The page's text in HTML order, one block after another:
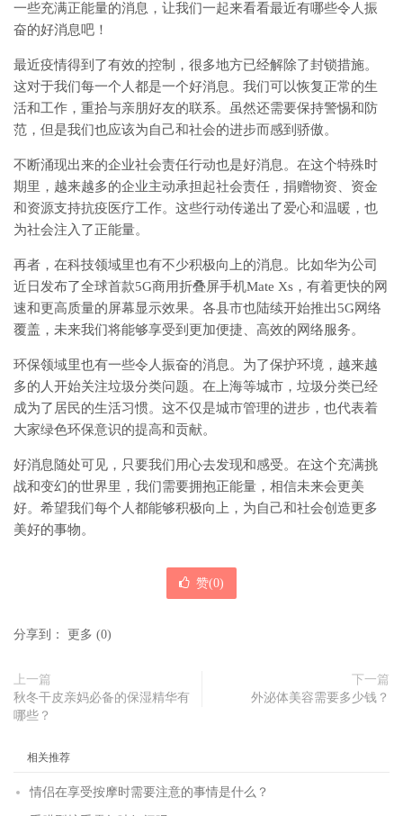
一些充满正能量的消息，让我们一起来看看最近有哪些令人振
奋的好消息吧！
最近疫情得到了有效的控制，很多地方已经解除了封锁措施。
这对于我们每一个人都是一个好消息。我们可以恢复正常的生
活和工作，重拾与亲朋好友的联系。虽然还需要保持警惕和防
范，但是我们也应该为自己和社会的进步而感到骄傲。
不断涌现出来的企业社会责任行动也是好消息。在这个特殊时
期里，越来越多的企业主动承担起社会责任，捐赠物资、资金
和资源支持抗疫医疗工作。这些行动传递出了爱心和温暖，也
为社会注入了正能量。
再者，在科技领域里也有不少积极向上的消息。比如华为公司
近日发布了全球首款5G商用折叠屏手机Mate Xs，有着更快的网
速和更高质量的屏幕显示效果。各县市也陆续开始推出5G网络
覆盖，未来我们将能够享受到更加便捷、高效的网络服务。
环保领域里也有一些令人振奋的消息。为了保护环境，越来越
多的人开始关注垃圾分类问题。在上海等城市，垃圾分类已经
成为了居民的生活习惯。这不仅是城市管理的进步，也代表着
大家绿色环保意识的提高和贡献。
好消息随处可见，只要我们用心去发现和感受。在这个充满挑
战和变幻的世界里，我们需要拥抱正能量，相信未来会更美
好。希望我们每个人都能够积极向上，为自己和社会创造更多
美好的事物。
赞(0)
分享到： 更多 (0)
上一篇
秋冬干皮亲妈必备的保湿精华有
哪些？
下一篇
外泌体美容需要多少钱？
相关推荐
情侣在享受按摩时需要注意的事情是什么？